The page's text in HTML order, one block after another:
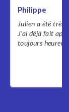
Philippe
Julien a été très
J’ai déjà fait
toujours heureux